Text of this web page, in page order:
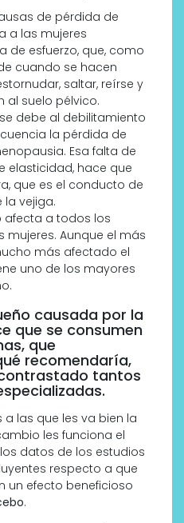
de pérdida de
a las mujeres
de esfuerzo, que, como
cuando se hacen
saltar, reírse y
al suelo pélvico.
debe al debilitamiento
la pérdida de
Esa falta de
elasticidad, hace que
que es el conducto de
la vejiga.
afecta a todos los
Aunque el más
más afectado el
uno de los mayores
causada por la
que se consumen
que
recomendaría,
tantos
las que les va bien la
les funciona el
datos de los estudios
respecto a que
un efecto beneficioso
.